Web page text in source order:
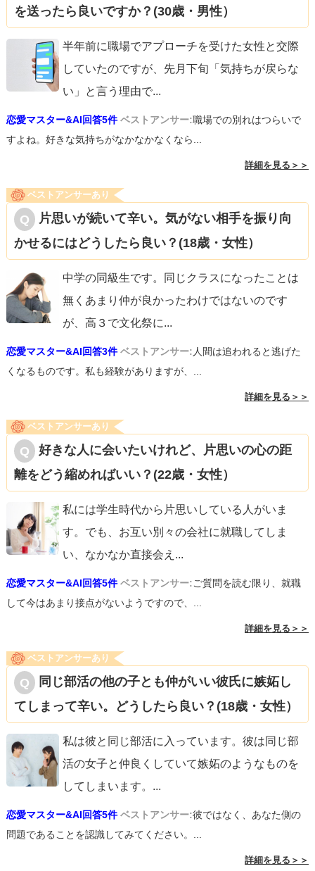
を送ったら良いですか？(30歳・男性）
半年前に職場でアプローチを受けた女性と交際
していたのですが、先月下旬「気持ちが戻らな
い」と言う理由で...
恋愛マスター&AI回答5件 ベストアンサー:職場での別れはつらいで
すよね。好きな気持ちがなかなかなくなら...
詳細を見る＞＞
ベストアンサーあり
片思いが続いて辛い。気がない相手を振り向
かせるにはどうしたら良い？(18歳・女性）
中学の同級生です。同じクラスになったことは
無くあまり仲が良かったわけではないのです
が、高３で文化祭に...
恋愛マスター&AI回答3件 ベストアンサー:人間は追われると逃げた
くなるものです。私も経験がありますが、...
詳細を見る＞＞
ベストアンサーあり
好きな人に会いたいけれど、片思いの心の距
離をどう縮めればいい？(22歳・女性）
私には学生時代から片思いしている人がいま
す。でも、お互い別々の会社に就職してしま
い、なかなか直接会え ...
恋愛マスター&AI回答5件 ベストアンサー:ご質問を読む限り、就職
して今はあまり接点がないようですので、...
詳細を見る＞＞
ベストアンサーあり
同じ部活の他の子とも仲がいい彼氏に嫉妬し
てしまって辛い。どうしたら良い？(18歳・女性）
私は彼と同じ部活に入っています。彼は同じ部
活の女子と仲良くしていて嫉妬のようなものを
してしまいます。 ...
恋愛マスター&AI回答5件 ベストアンサー:彼ではなく、あなた側の
問題であることを認識してみてください。...
詳細を見る＞＞